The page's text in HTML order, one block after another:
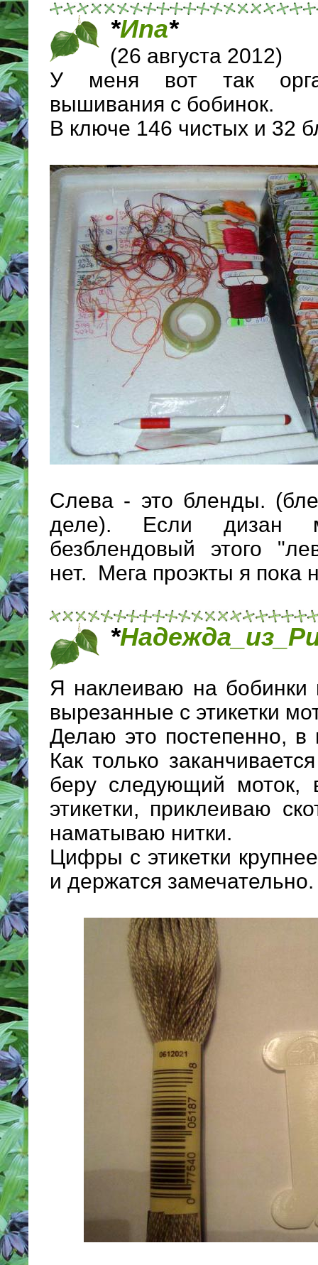
*Иnа*
(26 августа 2012)
У меня вот так
вышивания с бобинок.
В ключе 146 чистых и 32
Слева - это бленды.
деле). Если дизан
безблендовый этого
нет. Мега проэкты я пока
*
Я наклеиваю на бобинки
вырезанные с этикетки
Делаю это постепенно, в
Как только
беру следующий моток,
этикетки, приклеиваю
наматываю нитки.
Цифры с этикетки
и держатся замечательно.